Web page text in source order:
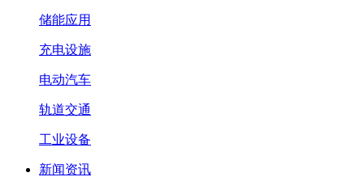
储能应用
充电设施
电动汽车
轨道交通
工业设备
新闻资讯